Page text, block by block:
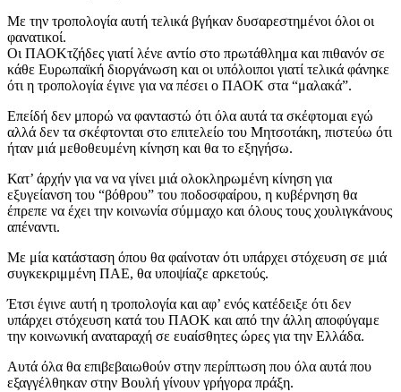
Με την τροπολογία αυτή τελικά βγήκαν δυσαρεστημένοι όλοι οι
φανατικοί.
Οι ΠΑΟΚτζήδες γιατί λένε αντίο στο πρωτάθλημα και πιθανόν σε
κάθε Ευρωπαϊκή διοργάνωση και οι υπόλοιποι γιατί τελικά φάνηκε
ότι η τροπολογία έγινε για να πέσει ο ΠΑΟΚ στα “μαλακά”.
Επείδή δεν μπορώ να φανταστώ ότι όλα αυτά τα σκέφτομαι εγώ
αλλά δεν τα σκέφτονται στο επιτελείο του Μητσοτάκη, πιστεύω ότι
ήταν μιά μεθοθευμένη κίνηση και θα το εξηγήσω.
Κατ’ άρχήν για να να γίνει μιά ολοκληρωμένη κίνηση για
εξυγείανση του “βόθρου” του ποδοσφαίρου, η κυβέρνηση θα
έπρεπε να έχει την κοινωνία σύμμαχο και όλους τους χουλιγκάνους
απέναντι.
Με μία κατάσταση όπου θα φαίνοταν ότι υπάρχει στόχευση σε μιά
συγκεκριμμένη ΠΑΕ, θα υποψίαζε αρκετούς.
Έτσι έγινε αυτή η τροπολογία και αφ’ ενός κατέδειξε ότι δεν
υπάρχει στόχευση κατά του ΠΑΟΚ και από την άλλη αποφύγαμε
την κοινωνική αναταραχή σε ευαίσθητες ώρες για την Ελλάδα.
Αυτά όλα θα επιβεβαιωθούν στην περίπτωση που όλα αυτά που
εξαγγέλθηκαν στην Βουλή γίνουν γρήγορα πράξη.